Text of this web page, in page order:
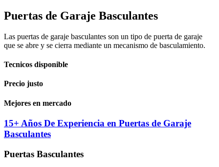
Puertas de Garaje Basculantes
Las puertas de garaje basculantes son un tipo de puerta de garaje
que se abre y se cierra mediante un mecanismo de basculamiento.
Tecnicos disponible
Precio justo
Mejores en mercado
15+ Años De Experiencia en Puertas de Garaje
Basculantes
Puertas Basculantes